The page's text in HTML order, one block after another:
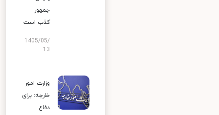
جمهور
کذب است
1405/05/
13
وزارت امور
خارجه: برای
دفاع